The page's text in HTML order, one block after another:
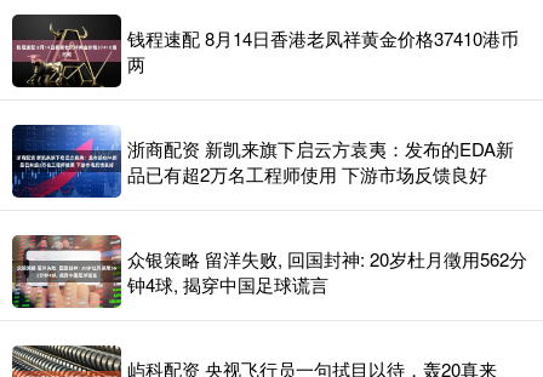
钱程速配 8月14日香港老凤祥黄金价格37410港币
两
浙商配资 新凯来旗下启云方袁夷：发布的EDA新
品已有超2万名工程师使用 下游市场反馈良好
众银策略 留洋失败, 回国封神: 20岁杜月徵用562分
钟4球, 揭穿中国足球谎言
屿科配资 央视飞行员一句拭目以待，轰20真来